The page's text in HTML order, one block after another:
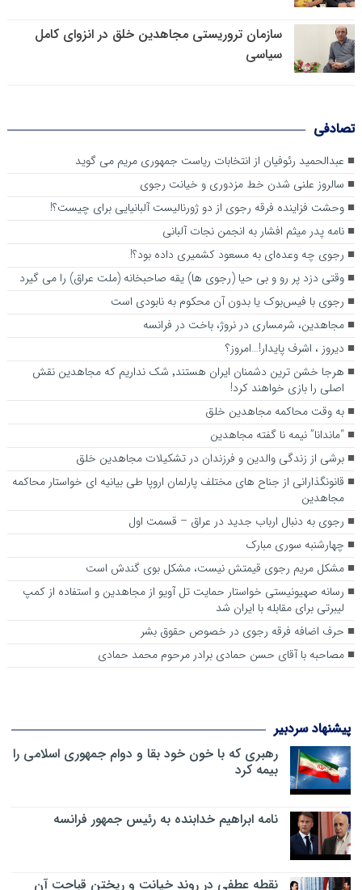
سازمان تروریستی مجاهدین خلق در انزوای کامل
سیاسی
تصادفی
عبدالحمید رئوفیان از انتخابات ریاست جمهوری مریم می گوید
سالروز علنی شدن خط مزدوری و خیانت رجوی
وحشت فزاینده فرقه رجوی از دو ژورنالیست آلبانیایی برای چیست؟!
نامه پدر میثم افشار به انجمن نجات آلبانی
رجوی چه وعده‌ای به مسعود کشمیری داده بود؟!
وقتی دزد پر رو و بی حیا (رجوی ها) یقه صاحبخانه (ملت عراق) را می گیرد
رجوی با فیس‌بوک یا بدون آن محکوم به نابودی است
مجاهدین، شرم‎ساری در نروژ، باخت در فرانسه
ديروز ، اشرف پايدار!…امروز؟
هرجا خشن ترین دشمنان ایران هستند٬ شک نداریم که مجاهدین نقش
اصلی را بازی خواهند کرد!
به وقت محاکمه مجاهدین خلق
“ماندانا” نیمه نا گفته مجاهدین
برشی از زندگی والدین و فرزندان در تشکیلات مجاهدین خلق
قانونگذارانی از جناح های مختلف پارلمان اروپا طی بیانیه ای خواستار محاکمه
مجاهدین
رجوی به دنبال ارباب جدید در عراق – قسمت اول
چهارشنبه سوری مبارک
مشکل مریم رجوی قیمتش نیست، مشکل بوی گندش است
رسانه صهیونیستی خواستار حمایت تل آویو از مجاهدین و استفاده از کمپ
لیبرتی برای مقابله با ایران شد
حرف اضافه فرقه رجوی در خصوص حقوق بشر
مصاحبه با آقای حسن حمادی برادر مرحوم محمد حمادی
پیشنهاد سردبیر
رهبری که با خون خود بقا و دوام جمهوری اسلامی را
بیمه کرد
نامه ابراهیم خدابنده به رئیس جمهور فرانسه
نقطه عطفی در روند خیانت و ریختن قباحت آن